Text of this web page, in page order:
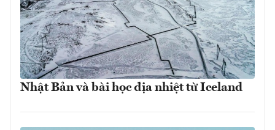
Nhật Bản và bài học địa nhiệt từ Iceland